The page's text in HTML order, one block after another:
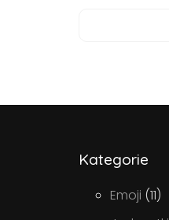
Kategorie
Emoji (11)